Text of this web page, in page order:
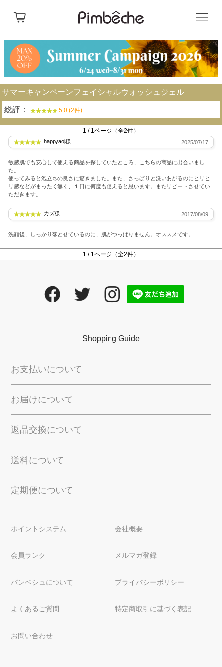
サマーキャンペーンフェイシャルウォッシュジェル
総評： 5.0 (2件)
1 / 1ページ（全2件）
happyaoj様 2025/07/17
敏感肌でも安心して使える商品を探していたところ、こちらの商品に出会いまし
た。
使ってみると泡立ちの良さに驚きました。また、さっぱりと洗いあがるのにヒリヒ
リ感などがまったく無く、１日に何度も使えると思います。またリピートさせてい
ただきます。
カズ様 2017/08/09
洗顔後、しっかり落とせているのに、肌がつっぱりません。オススメです。
1 / 1ページ（全2件）
Shopping Guide
お支払いについて
お届けについて
返品交換について
送料について
定期便について
ポイントシステム
会員ランク
パンベシュについて
よくあるご質問
お問い合わせ
会社概要
メルマガ登録
プライバシーポリシー
特定商取引に基づく表記